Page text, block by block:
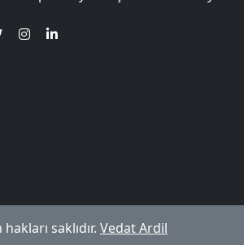
saklıdır. Vedat Ardil